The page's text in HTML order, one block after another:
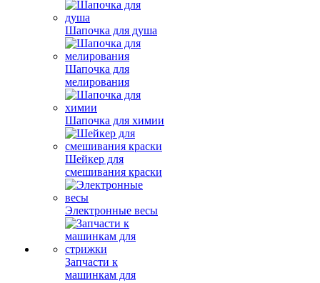
Шапочка для душа
Шапочка для
мелирования
Шапочка для химии
Шейкер для
смешивания краски
Электронные весы
Запчасти к
машинкам для